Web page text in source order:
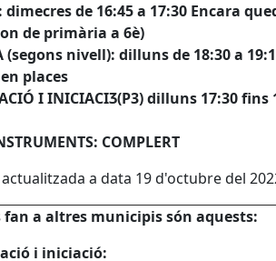
dimecres de 16:45 a 17:30 Encara
de primària a 6è)
(segons nivell): dilluns de 18:30 a
places
I INICIACIӠ(P3) dilluns 17:30 fins
COMPLERT
a data 19 d'octubre del
fan a altres municipis són aquests:
i iniciació: